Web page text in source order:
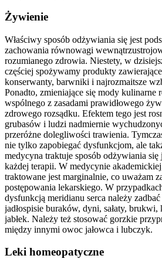
Żywienie
Właściwy sposób odżywiania się jest
zachowania równowagi
rozumianego zdrowia. Niestety, w
częściej spożywamy produkty
konserwanty, barwniki i najrozmaitsze
Ponadto, zmieniające się mody kulinarne
wspólnego z zasadami prawidłowego
zdrowego rozsądku. Efektem tego jest
grubasów i ludzi nadmiernie
przeróżne dolegliwości trawienia.
nie tylko zapobiegać dysfunkcjom, ale
medycyna traktuje sposób odżywiania się
każdej terapii. W medycynie
traktowane jest marginalnie, co uważam
postępowania lekarskiego. W
dysfunkcją meridianu serca należy
jadłospisie buraków, dyni, sałaty,
jabłek. Należy też stosować gorzkie
między innymi owoc jałowca i lubczyk.
Leki homeopatyczne